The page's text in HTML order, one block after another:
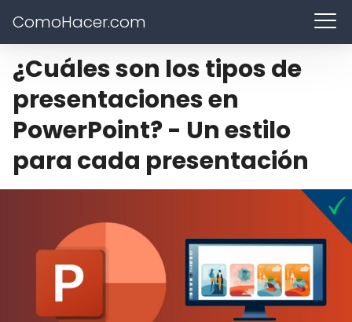
ComoHacer.com
¿Cuáles son los tipos de
presentaciones en
PowerPoint? - Un estilo
para cada presentación